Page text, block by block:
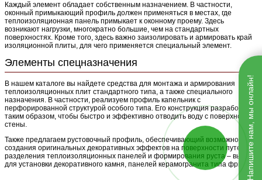
Каждый элемент обладает собственным назначением. В частности,
оконный примыкающий профиль должен применяться в местах, где
теплоизоляционная панель примыкает к оконному проему. Здесь
возникают нагрузки, многократно большие, чем на стандартных
поверхностях. Кроме того, здесь важно заизолировать и армировать край
изоляционной плиты, для чего применяется специальный элемент.
Элементы спецназначения
В нашем каталоге вы найдете средства для монтажа и армирования
теплоизоляционных плит стандартного типа, а также специального
назначения. В частности, реализуем профиль капельник с
перфорированной структурой особого типа. Его конструкция разработана
таким образом, чтобы быстро и эффективно отводить воду с поверхности
стены.
Также предлагаем рустовочный профиль, обеспечивающий возможность
создания оригинальных декоративных эффектов на поверхности путем
разделения теплоизоляционных панелей и формирования руста – выемки
для установки декоративного камня, панелей керамогранита типа фриз.
Напишите нам, мы онлайн!